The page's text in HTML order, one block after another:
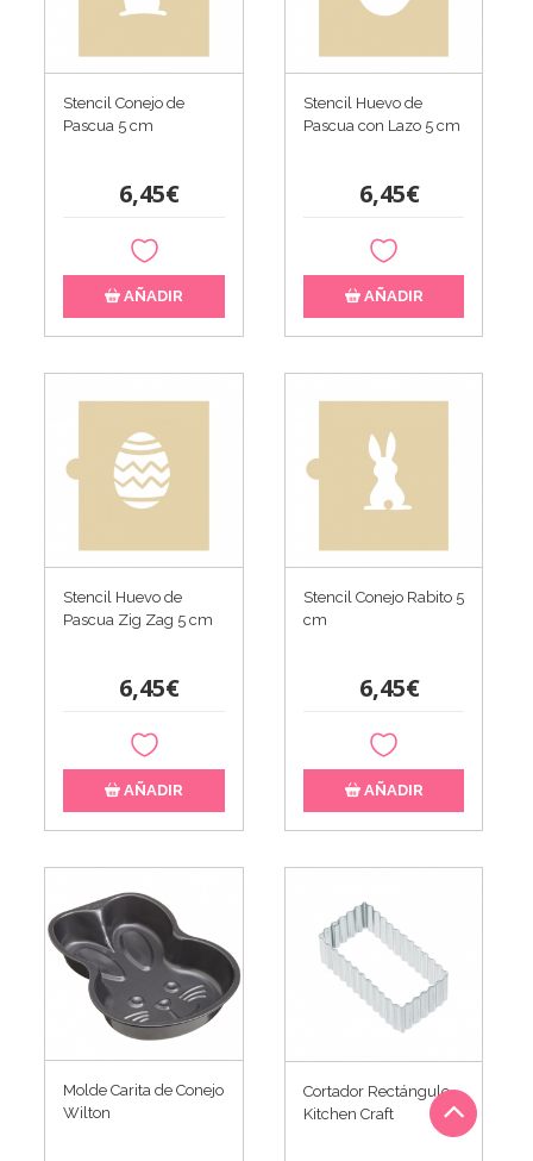
Stencil Conejo de
Pascua 5 cm
6,45€
AÑADIR
Stencil Huevo de
Pascua con Lazo 5 cm
6,45€
AÑADIR
Stencil Huevo de
Pascua Zig Zag 5 cm
6,45€
AÑADIR
Stencil Conejo Rabito 5
cm
6,45€
AÑADIR
Molde Carita de Conejo
Wilton
Cortador Rectángulo
Kitchen Craft